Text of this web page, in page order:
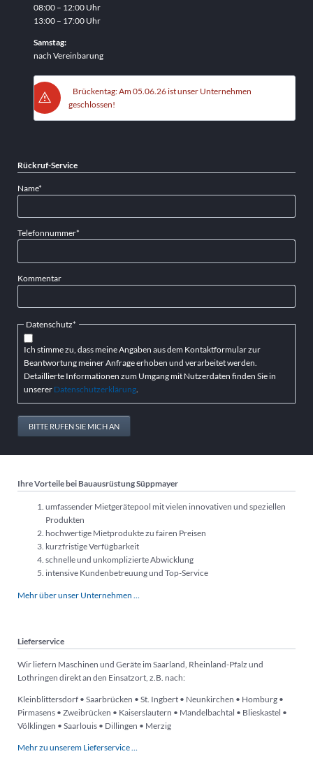
08:00 – 12:00 Uhr
13:00 – 17:00 Uhr
Samstag:
nach Vereinbarung
Brückentag: Am 05.06.26 ist unser Unternehmen
geschlossen!
Rückruf-Service
Pflichtfeld
Name*
Pflichtfeld
Telefonnummer*
Kommentar
Pflichtfeld
Datenschutz*
Ich stimme zu, dass meine Angaben aus dem Kontaktformular zur
Beantwortung meiner Anfrage erhoben und verarbeitet werden.
Detaillierte Informationen zum Umgang mit Nutzerdaten finden Sie in
unserer Datenschutzerklärung.
BITTE RUFEN SIE MICH AN
Ihre Vorteile bei Bauausrüstung Süppmayer
umfassender Mietgerätepool mit vielen innovativen und speziellen
Produkten
hochwertige Mietprodukte zu fairen Preisen
kurzfristige Verfügbarkeit
schnelle und unkomplizierte Abwicklung
intensive Kundenbetreuung und Top-Service
Mehr über unser Unternehmen …
Lieferservice
Wir liefern Maschinen und Geräte im Saarland, Rheinland-Pfalz und
Lothringen direkt an den Einsatzort, z.B. nach:
Kleinblittersdorf • Saarbrücken • St. Ingbert • Neunkirchen • Homburg •
Pirmasens • Zweibrücken • Kaiserslautern • Mandelbachtal • Blieskastel •
Völklingen • Saarlouis • Dillingen • Merzig
Mehr zu unserem Lieferservice …